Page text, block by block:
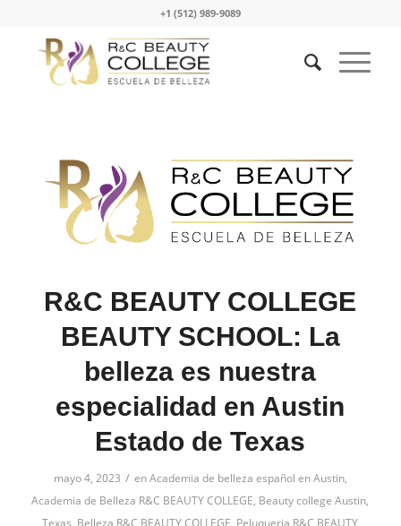
+1 (512) 989-9089
R&C BEAUTY COLLEGE
BEAUTY SCHOOL: La
belleza es nuestra
especialidad en Austin
Estado de Texas
mayo 4, 2023 / enAcademia de belleza español en Austin,
Academia de Belleza R&C BEAUTY COLLEGE, Beauty college Austin,